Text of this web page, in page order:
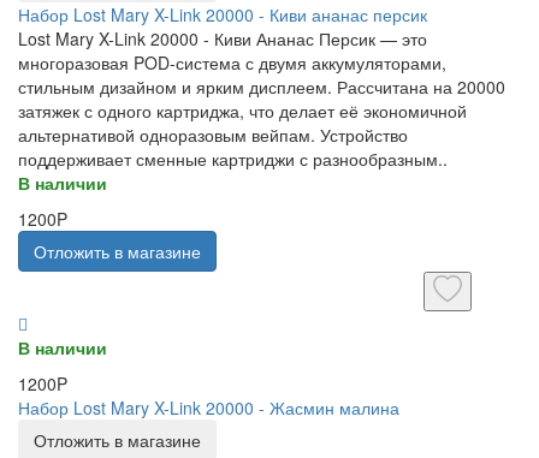
Набор Lost Mary X-Link 20000 - Киви ананас персик
Lost Mary X-Link 20000 - Киви Ананас Персик — это
многоразовая POD-система с двумя аккумуляторами,
стильным дизайном и ярким дисплеем. Рассчитана на 20000
затяжек с одного картриджа, что делает её экономичной
альтернативой одноразовым вейпам. Устройство
поддерживает сменные картриджи с разнообразным..
В наличии
1200P
Отложить в магазине
В наличии
1200P
Набор Lost Mary X-Link 20000 - Жасмин малина
Отложить в магазине